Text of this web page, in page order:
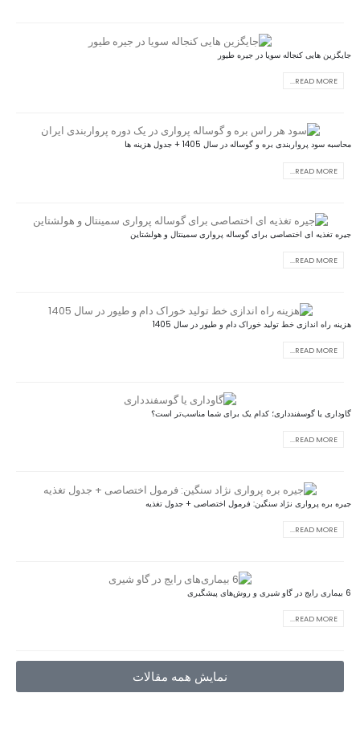
جایگزین هایی کنجاله سویا در جیره طیور
READ MORE...
محاسبه سود پرواربندی بره و گوساله در سال 1405 + جدول هزینه‌ ها
READ MORE...
جیره تغذیه ای اختصاصی برای گوساله پرواری سمینتال و هولشتاین
READ MORE...
هزینه راه اندازی خط تولید خوراک دام و طیور در سال 1405
READ MORE...
گاوداری یا گوسفندداری؛ کدام یک برای شما مناسب‌تر است؟
READ MORE...
جیره بره پرواری نژاد سنگین: فرمول اختصاصی + جدول تغذیه
READ MORE...
6 بیماری رایج در گاو شیری و روش‌های پیشگیری
READ MORE...
نمایش همه مقالات